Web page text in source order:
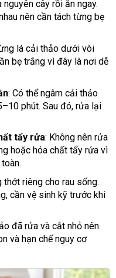
nguyên cây rồi ăn ngay.
nên cần tách từng bẹ
lá cải thảo dưới vòi
bẹ trắng vì đây là nơi dễ
: Có thể ngâm cải thảo
phút. Sau đó, rửa lại
tẩy rửa: Không nên rửa
hoặc hóa chất tẩy rửa vì
thớt riêng cho rau sống.
cần vệ sinh kỹ trước khi
đã rửa và cắt nhỏ nên
và hạn chế nguy cơ